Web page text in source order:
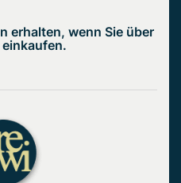
erhalten, wenn Sie über